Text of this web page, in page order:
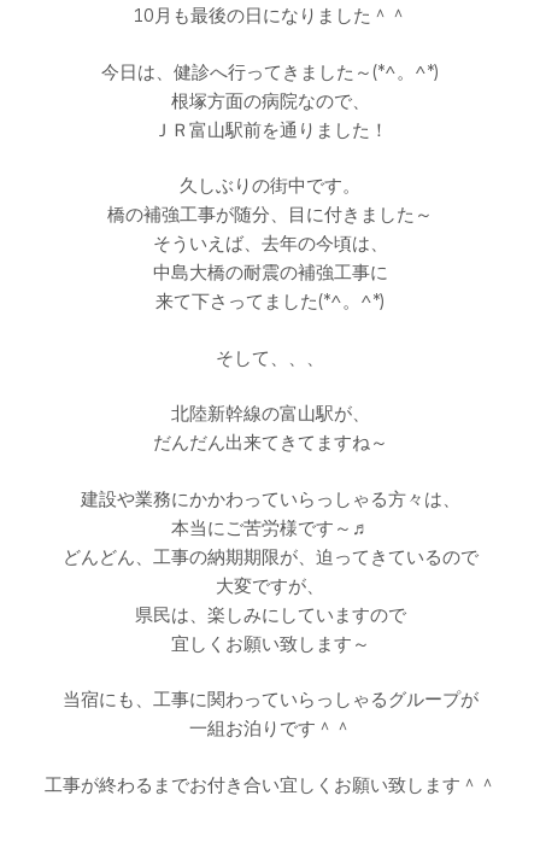
10月も最後の日になりました＾＾
今日は、健診へ行ってきました～(*^。^*)
根塚方面の病院なので、
ＪＲ富山駅前を通りました！
久しぶりの街中です。
橋の補強工事が随分、目に付きました～
そういえば、去年の今頃は、
中島大橋の耐震の補強工事に
来て下さってました(*^。^*)
そして、、、
北陸新幹線の富山駅が、
だんだん出来てきてますね～
建設や業務にかかわっていらっしゃる方々は、
本当にご苦労様です～♬
どんどん、工事の納期期限が、迫ってきているので
大変ですが、
県民は、楽しみにしていますので
宜しくお願い致します～
当宿にも、工事に関わっていらっしゃるグループが
一組お泊りです＾＾
工事が終わるまでお付き合い宜しくお願い致します＾＾